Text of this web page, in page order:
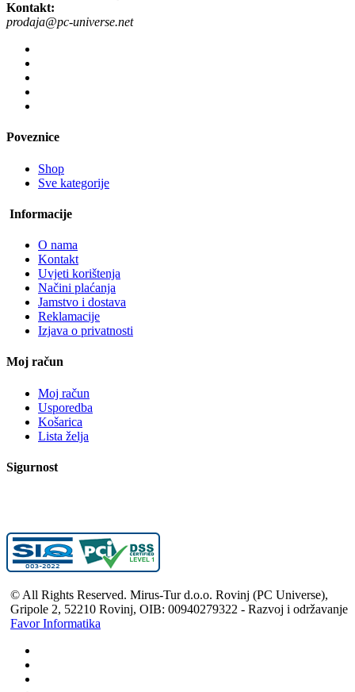
Kontakt:
prodaja@pc-universe.net
Poveznice
Shop
Sve kategorije
Informacije
O nama
Kontakt
Uvjeti korištenja
Načini plaćanja
Jamstvo i dostava
Reklamacije
Izjava o privatnosti
Moj račun
Moj račun
Usporedba
Košarica
Lista želja
Sigurnost
© All Rights Reserved. Mirus-Tur d.o.o. Rovinj (PC Universe),
Gripole 2, 52210 Rovinj, OIB: 00940279322 - Razvoj i održavanje
Favor Informatika